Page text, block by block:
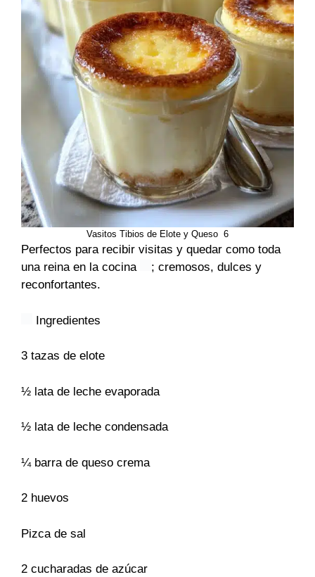
Vasitos Tibios de Elote y Queso 6
Perfectos para recibir visitas y quedar como toda
una reina en la cocina
; cremosos, dulces y
reconfortantes.
Ingredientes
3 tazas de elote
½ lata de leche evaporada
½ lata de leche condensada
¼ barra de queso crema
2 huevos
Pizca de sal
2 cucharadas de azúcar